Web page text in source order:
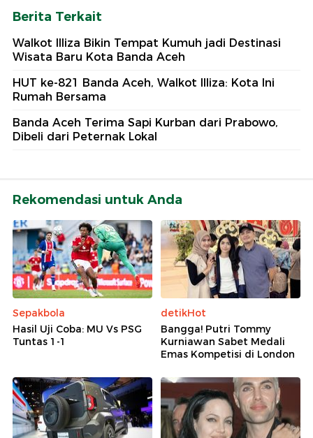
Berita Terkait
Walkot Illiza Bikin Tempat Kumuh jadi Destinasi
Wisata Baru Kota Banda Aceh
HUT ke-821 Banda Aceh, Walkot Illiza: Kota Ini
Rumah Bersama
Banda Aceh Terima Sapi Kurban dari Prabowo,
Dibeli dari Peternak Lokal
Rekomendasi untuk Anda
Sepakbola
Hasil Uji Coba: MU Vs PSG
Tuntas 1-1
detikHot
Bangga! Putri Tommy
Kurniawan Sabet Medali
Emas Kompetisi di London